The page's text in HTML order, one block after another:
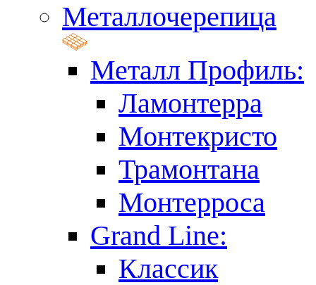
Металлочерепица
Металл Профиль:
Ламонтерра
Монтекристо
Трамонтана
Монтерроса
Grand Line:
Классик